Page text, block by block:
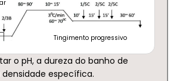
Tingimento progressivo
o pH, a dureza do banho de
específica.